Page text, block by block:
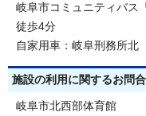
岐阜市コミュニティバ
徒歩4分
自家用車：岐阜刑務所
施設の利用に関するお問
岐阜市北西部体育館